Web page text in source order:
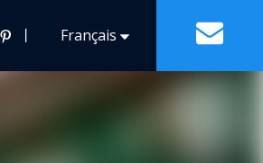
丨 Français